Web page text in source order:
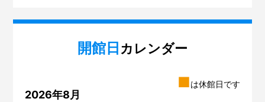
開館日 カレンダー
■は休館日です
2026年8月